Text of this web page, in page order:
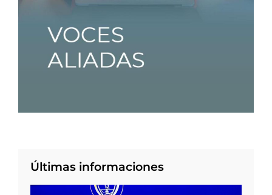
Últimas informaciones